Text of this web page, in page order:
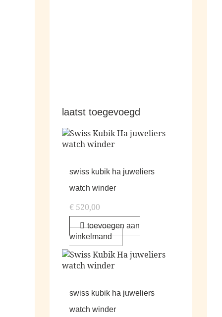
laatst toegevoegd
swiss kubik ha juweliers
watch winder
€ 520,00
toevoegen aan
winkelmand
swiss kubik ha juweliers
watch winder